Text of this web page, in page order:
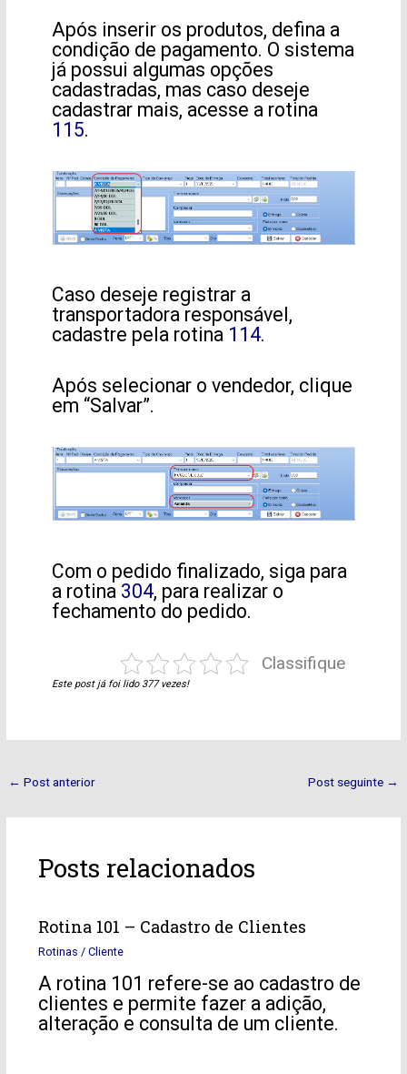
Após inserir os produtos, defina a
condição de pagamento. O sistema
já possui algumas opções
cadastradas, mas caso deseje
cadastrar mais, acesse a rotina
115.
Caso deseje registrar a
transportadora responsável,
cadastre pela rotina 114.
Após selecionar o vendedor, clique
em “Salvar”.
Com o pedido finalizado, siga para
a rotina 304, para realizar o
fechamento do pedido.
Classifique
Este post já foi lido 377 vezes!
← Post anterior Post seguinte →
Posts relacionados
Rotina 101 – Cadastro de Clientes
Rotinas / Cliente
A rotina 101 refere-se ao cadastro de
clientes e permite fazer a adição,
alteração e consulta de um cliente.